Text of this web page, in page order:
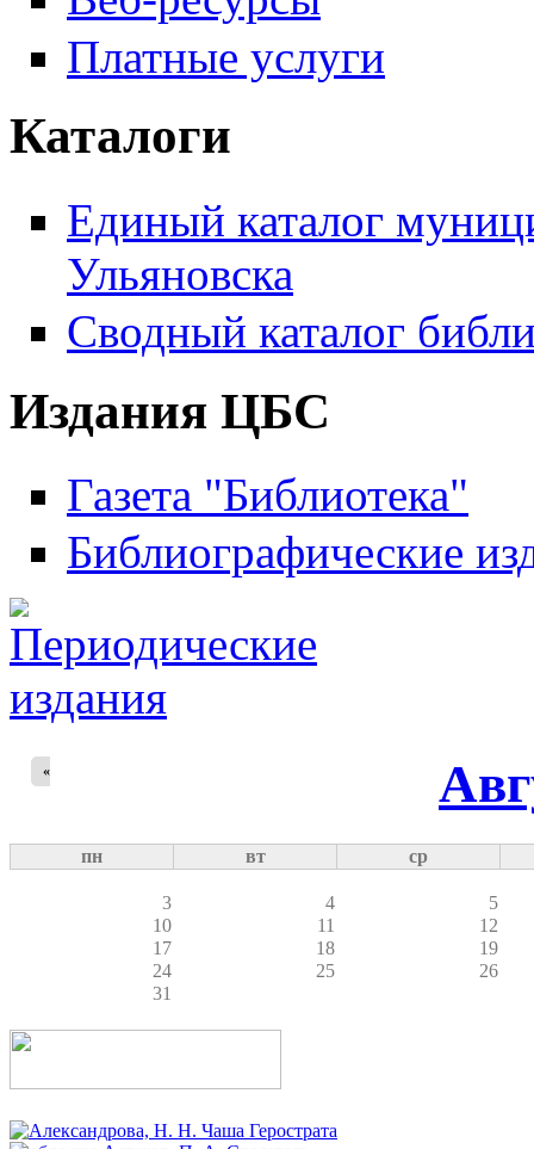
Платные услуги
Каталоги
Единый каталог
Ульяновска
Сводный каталог
Издания ЦБС
Газета "Библиотека"
Библиографические
«
пн вт ср
3 4
5
10
11
12
17
18
19
24
25
26
31